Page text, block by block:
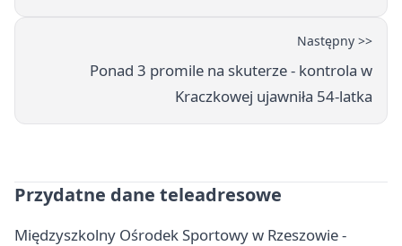
Następny >>
Ponad 3 promile na skuterze - kontrola w
Kraczkowej ujawniła 54-latka
Przydatne dane teleadresowe
Międzyszkolny Ośrodek Sportowy w Rzeszowie -